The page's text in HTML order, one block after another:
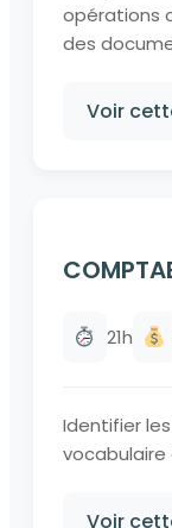
opérations
des
Voir
21h
Identifier
vocabulaire
Voir